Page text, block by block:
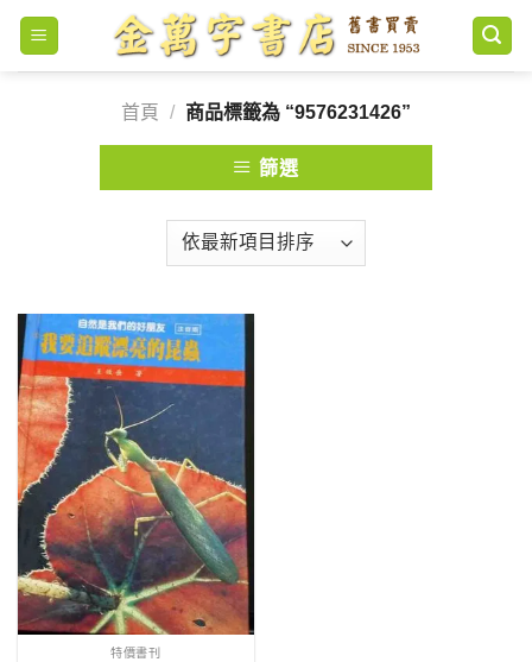
Skip
content
首頁
/ 商品標籤為 “9576231426”
篩選
特價書刊